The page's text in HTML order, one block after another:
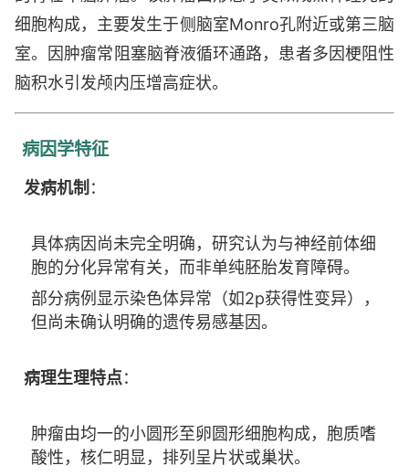
细胞构成，主要发生于侧脑室Monro孔附近或第三脑
室。因肿瘤常阻塞脑脊液循环通路，患者多因梗阻性
脑积水引发颅内压增高症状。
病因学特征
发病机制 ：
具体病因尚未完全明确，研究认为与神经前体细
胞的分化异常有关，而非单纯胚胎发育障碍。
部分病例显示染色体异常（如2p获得性变异），
但尚未确认明确的遗传易感基因。
病理生理特点：
肿瘤由均一的小圆形至卵圆形细胞构成，胞质嗜
酸性，核仁明显，排列呈片状或巢状。